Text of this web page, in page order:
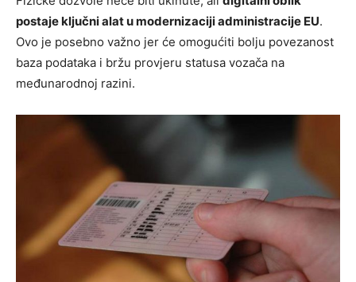
postaje ključni alat u modernizaciji administracije EU.
Ovo je posebno važno jer će omogućiti bolju povezanost
baza podataka i bržu provjeru statusa vozača na
međunarodnoj razini.